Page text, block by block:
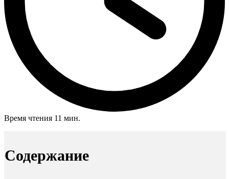
Время чтения 11 мин.
Содержание